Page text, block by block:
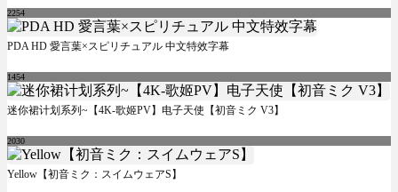
2254
PDA HD 愛言葉×スピリチュアル 中文特效字幕
1454
迷你裙计划系列~【4K-歌姬PV】电子天使【初音ミク V3】
2030
Yellow【初音ミク：スイムウェアS】